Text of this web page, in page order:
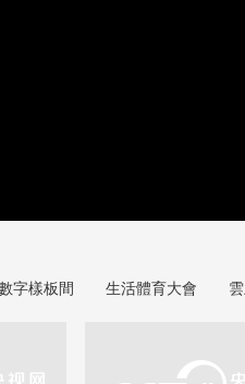
字樣板間 生活體育大會